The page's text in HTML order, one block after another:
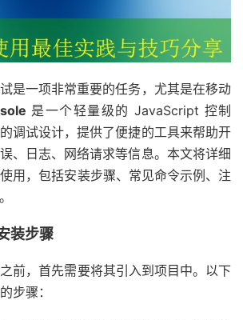
是一项非常重要的任务，尤其是在移动
是一个轻量级的 JavaScript 控制
调试设计，提供了便捷的工具来帮助开
、日志、网络请求等信息。本文将详细
用，包括安装步骤、常见命令示例、注
装步骤
前，首先需要将其引入到项目中。以下
步骤：